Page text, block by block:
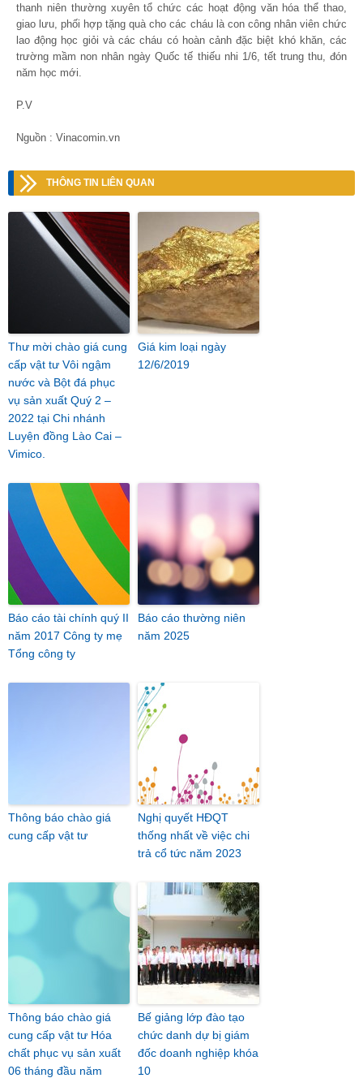
thanh niên thường xuyên tổ chức các hoạt động văn hóa thể thao,
giao lưu, phối hợp tặng quà cho các cháu là con công nhân viên chức
lao động học giỏi và các cháu có hoàn cảnh đặc biệt khó khăn, các
trường mầm non nhân ngày Quốc tế thiếu nhi 1/6, tết trung thu, đón
năm học mới.
P.V
Nguồn : Vinacomin.vn
THÔNG TIN LIÊN QUAN
Thư mời chào giá cung
cấp vật tư Vôi ngậm
nước và Bột đá phục
vụ sản xuất Quý 2 –
2022 tại Chi nhánh
Luyện đồng Lào Cai –
Vimico.
Giá kim loại ngày
12/6/2019
Báo cáo tài chính quý II
năm 2017 Công ty mẹ
Tổng công ty
Báo cáo thường niên
năm 2025
Thông báo chào giá
cung cấp vật tư
Nghị quyết HĐQT
thống nhất về việc chi
trả cổ tức năm 2023
Thông báo chào giá
cung cấp vật tư Hóa
chất phục vụ sản xuất
06 tháng đầu năm
Bế giảng lớp đào tạo
chức danh dự bị giám
đốc doanh nghiệp khóa
10